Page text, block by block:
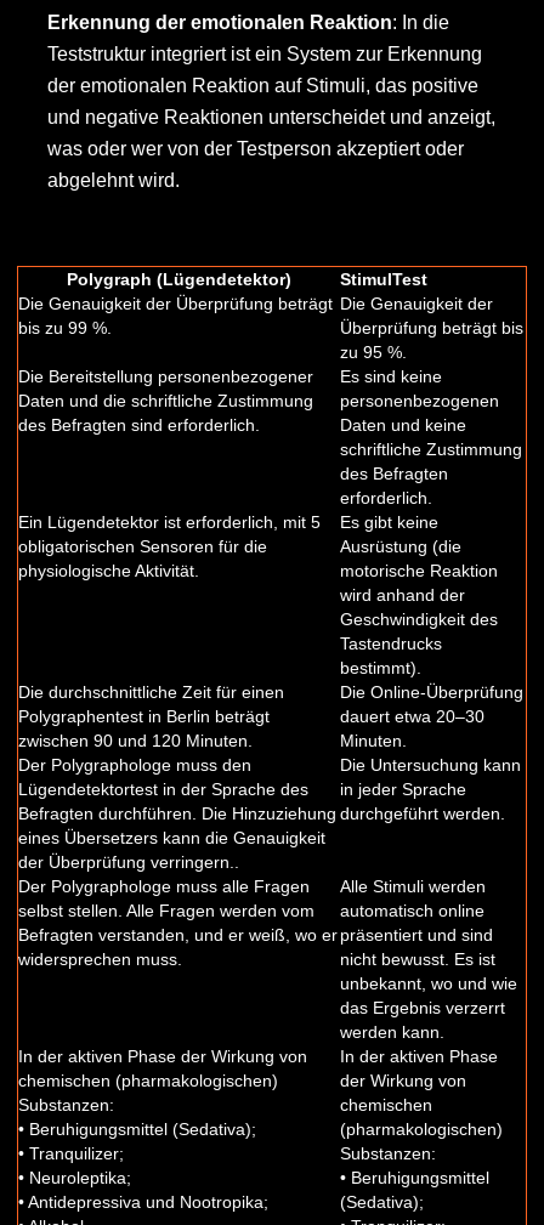
Erkennung der emotionalen Reaktion: In die
Teststruktur integriert ist ein System zur Erkennung
der emotionalen Reaktion auf Stimuli, das positive
und negative Reaktionen unterscheidet und anzeigt,
was oder wer von der Testperson akzeptiert oder
abgelehnt wird.
Polygraph (Lügendetektor)
StimulTest
Die Genauigkeit der Überprüfung beträgt
bis zu 99 %.
Die Genauigkeit der
Überprüfung beträgt bis
zu 95 %.
Die Bereitstellung personenbezogener
Daten und die schriftliche Zustimmung
des Befragten sind erforderlich.
Es sind keine
personenbezogenen
Daten und keine
schriftliche Zustimmung
des Befragten
erforderlich.
Ein Lügendetektor ist erforderlich, mit 5
obligatorischen Sensoren für die
physiologische Aktivität.
Es gibt keine
Ausrüstung (die
motorische Reaktion
wird anhand der
Geschwindigkeit des
Tastendrucks
bestimmt).
Die durchschnittliche Zeit für einen
Polygraphentest in Berlin beträgt
zwischen 90 und 120 Minuten.
Die Online-Überprüfung
dauert etwa 20–30
Minuten.
Der Polygraphologe muss den
Lügendetektortest in der Sprache des
Befragten durchführen. Die Hinzuziehung
eines Übersetzers kann die Genauigkeit
der Überprüfung verringern..
Die Untersuchung kann
in jeder Sprache
durchgeführt werden.
Der Polygraphologe muss alle Fragen
selbst stellen. Alle Fragen werden vom
Befragten verstanden, und er weiß, wo er
widersprechen muss.
Alle Stimuli werden
automatisch online
präsentiert und sind
nicht bewusst. Es ist
unbekannt, wo und wie
das Ergebnis verzerrt
werden kann.
In der aktiven Phase der Wirkung von
chemischen (pharmakologischen)
Substanzen:
• Beruhigungsmittel (Sedativa);
• Tranquilizer;
• Neuroleptika;
• Antidepressiva und Nootropika;
In der aktiven Phase
der Wirkung von
chemischen
(pharmakologischen)
Substanzen:
• Beruhigungsmittel
(Sedativa);